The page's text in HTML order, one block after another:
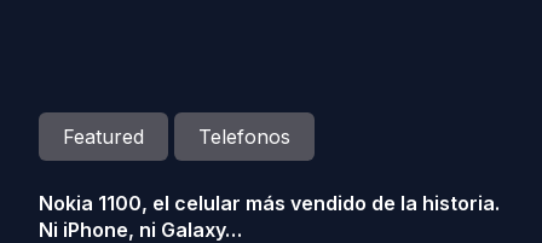
Featured Telefonos
Nokia 1100, el celular más vendido de la historia.
Ni iPhone, ni Galaxy…